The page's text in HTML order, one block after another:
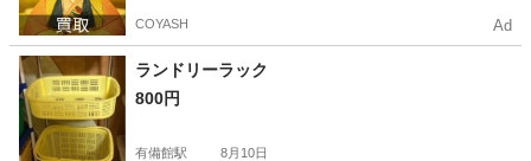
COYASH Ad
ランドリーラック
800円
有備館駅 8月10日